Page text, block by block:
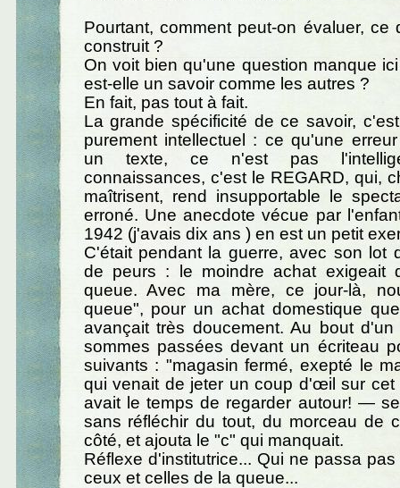
Pourtant, comment peut-on évaluer, ce
construit ?
On voit bien qu'une question manque
est-elle un savoir comme les autres ?
En fait, pas tout à fait.
La grande spécificité de ce savoir,
purement intellectuel : ce qu'une
un texte, ce n'est pas
connaissances, c'est le REGARD, qui,
maîtrisent, rend insupportable le
erroné. Une anecdote vécue par
1942 (j'avais dix ans ) en est un petit
C'était pendant la guerre, avec son lot
de peurs : le moindre achat exigeait
queue. Avec ma mère, ce jour-là,
queue", pour un achat domestique
avançait très doucement. Au bout
sommes passées devant un écriteau
suivants : "magasin fermé, exepté le
qui venait de jeter un coup d'œil sur
avait le temps de regarder autour! —
sans réfléchir du tout, du morceau de
côté, et ajouta le "c" qui manquait.
Réflexe d'institutrice... Qui ne passa
ceux et celles de la queue...